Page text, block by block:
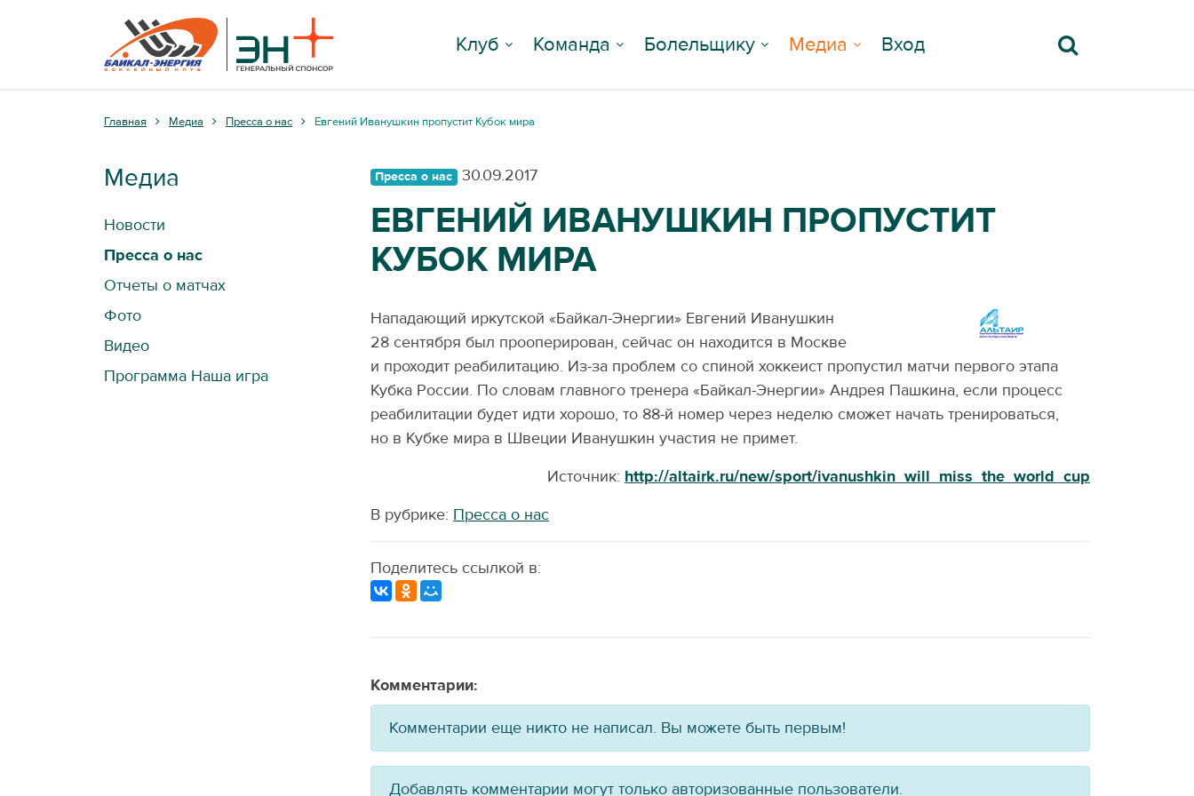
Клуб Команда Болельщику Медиа Вход
Главная Медиа Пресса о нас Евгений Иванушкин пропустит Кубок мира
Пресса о нас 30.09.2017
ЕВГЕНИЙ ИВАНУШКИН ПРОПУСТИТ
КУБОК МИРА
Нападающий иркутской «Байкал-Энергии» Евгений Иванушкин
28 сентября был прооперирован, сейчас он находится в Москве
и проходит реабилитацию. Из-за проблем со спиной хоккеист пропустил матчи первого этапа
Кубка России. По словам главного тренера «Байкал-Энергии» Андрея Пашкина, если процесс
реабилитации будет идти хорошо, то 88-й номер через неделю сможет начать тренироваться,
но в Кубке мира в Швеции Иванушкин участия не примет.
Источник: http://altairk.ru/new/sport/ivanushkin_will_miss_the_world_cup
В рубрике: Пресса о нас
Поделитесь ссылкой в:
Комментарии:
Комментарии еще никто не написал. Вы можете быть первым!
Добавлять комментарии могут только авторизованные пользователи.
Медиа
Новости
Пресса о нас
Отчеты о матчах
Фото
Видео
Программа Наша игра